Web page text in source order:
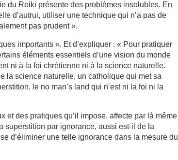
du Reiki présente des problèmes insolubles. En
d’autrui, utiliser une technique qui n’a pas de
pas prudent ».
importants ». Et d’expliquer : « Pour pratiquer
éléments essentiels d’une vision du monde
ni à la foi chrétienne ni à la science naturelle.
la science naturelle, un catholique qui met sa
le no man’s land qui n’est ni la foi ni la
et des pratiques qu’il impose, affecte par là même
superstition par ignorance, aussi est-il de la
d’éliminer une telle ignorance dans la mesure du